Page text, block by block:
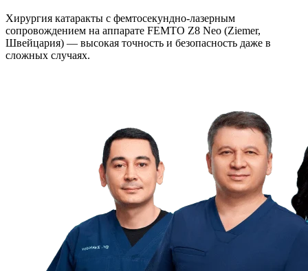
Хирургия катаракты с фемтосекундно-лазерным
сопровождением на аппарате FEMTO Z8 Neo (Ziemer,
Швейцария) — высокая точность и безопасность даже в
сложных случаях.